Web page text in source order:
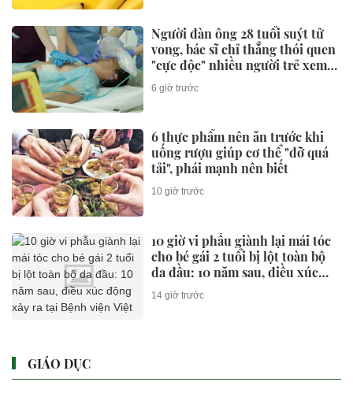
Người đàn ông 28 tuổi suýt tử
vong, bác sĩ chỉ thẳng thói quen
"cực độc" nhiều người trẻ xem
nhẹ
6 giờ trước
6 thực phẩm nên ăn trước khi
uống rượu giúp cơ thể "đỡ quá
tải", phái mạnh nên biết
10 giờ trước
10 giờ vi phẫu giành lại mái tóc
cho bé gái 2 tuổi bị lột toàn bộ
da đầu: 10 năm sau, điều xúc
động xảy ra tại Bệnh viện Việt
Đức
14 giờ trước
GIÁO DỤC